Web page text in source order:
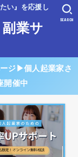
い』を応援し
業サ
SEARCH
ジ▶︎個人起業家さ
開催中